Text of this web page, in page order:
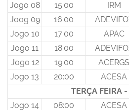
Jogo 08
15:00 IRM
Joog 09
16:00
Jogo 10
17:00 APAC
Jogo 11
18:00
Jogo 12
19:00 ACERGS
Jogo 13
20:00 ACESA
TERÇA FEIRA
Jogo 14
08:00 ACESA